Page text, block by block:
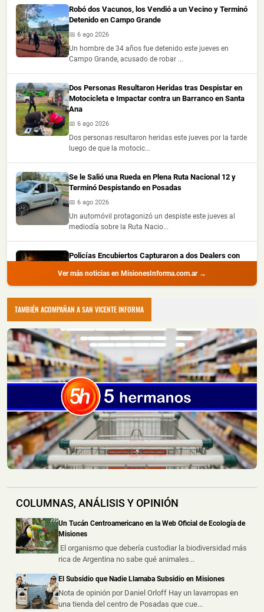
Robó dos Vacunos, los Vendió a un Vecino y Terminó
Detenido en Campo Grande
📅 6 ago 2026
Un hombre de 34 años fue detenido este jueves en
Campo Grande, acusado de robar ...
Dos Personas Resultaron Heridas tras Despistar en
Motocicleta e Impactar contra un Barranco en Santa
Ana
📅 6 ago 2026
Dos personas resultaron heridas este jueves por la tarde
luego de que la motocic...
Se le Salió una Rueda en Plena Ruta Nacional 12 y
Terminó Despistando en Posadas
📅 6 ago 2026
Un automóvil protagonizó un despiste este jueves al
mediodía sobre la Ruta Nacio...
Policías Encubiertos Capturaron a dos Dealers con
Puerto Iguazú
Dos presuntos dealers fueron demorados durante
Chocó a una Moto en Posadas, dejó dos Heridos y
Escapó del Lugar
📅 6 ago 2026
Dos personas resultaron heridas luego de que un
automóvil embistiera a una motoc...
Creyó que Había Apagado un Cigarrillo y su Casa
Terminó Consumida por el Fuego
📅 6 ago 2026
Una vivienda fue consumida por un incendio durante la
Dos Motociclistas Resultaron Heridos tras un
📅 5 ago 2026
la tarde tras protagoniz...
Un Accidente Laboral Durante la Poda de un Árbol
dejó a un Trabajador Gravemente Herido
📅 5 ago 2026
Ver más noticias en MisionesInforma.com.ar →
TAMBIÉN ACOMPAÑAN A SAN VICENTE INFORMA
COLUMNAS, ANÁLISIS Y OPINIÓN
Un Tucán Centroamericano en la Web Oficial de Ecología de
Misiones
El organismo que debería custodiar la biodiversidad más
rica de Argentina no sabe qué animales...
El Subsidio que Nadie Llamaba Subsidio en Misiones
Nota de opinión por Daniel Orloff Hay un lavarropas en
una tienda del centro de Posadas que cue...